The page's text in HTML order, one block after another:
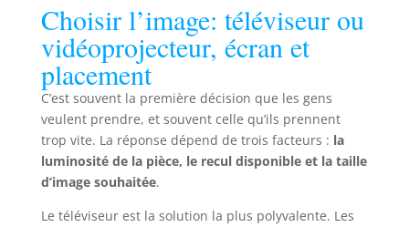
Choisir l’image: téléviseur ou
vidéoprojecteur, écran et
placement
C’est souvent la première décision que les gens
veulent prendre, et souvent celle qu’ils prennent
trop vite. La réponse dépend de trois facteurs : la
luminosité de la pièce, le recul disponible et la taille
d’image souhaitée.
Le téléviseur est la solution la plus polyvalente. Les